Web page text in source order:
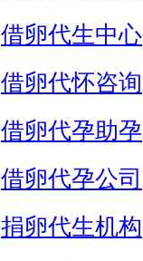
借卵代生中心
借卵代怀咨询
借卵代孕助孕
借卵代孕公司
捐卵代生机构